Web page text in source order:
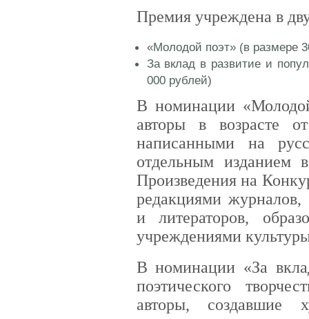
Премия учреждена в
«Молодой поэт» (в размере
За вклад в развитие и
000 рублей)
В номинации
авторы в возрасте
написанными на
отдельным изданием
Произведения на
редакциями журналов,
и литераторов,
учреждениями
В номинации «За
поэтического
авторы, создавшие